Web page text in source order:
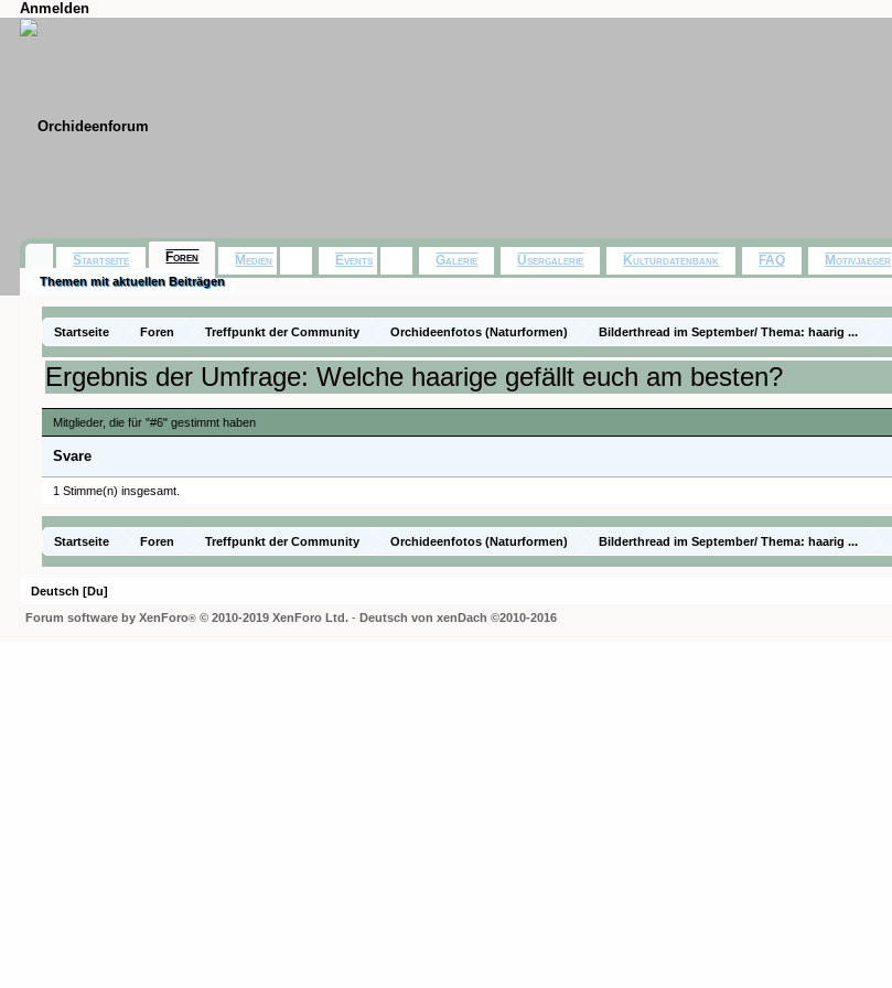
Anmelden
Startseite Foren Treffpunkt der Community Orchideenfotos (Naturformen) Bilderthread im September/ Thema: haarig ...
Ergebnis der Umfrage: Welche haarige gefällt euch am besten?
Mitglieder, die für "#6" gestimmt haben
Svare
1 Stimme(n) insgesamt.
Startseite Foren Treffpunkt der Community Orchideenfotos (Naturformen) Bilderthread im September/ Thema: haarig ...
Startseite Foren
Themen mit aktuellen Beiträgen
Medien Events Galerie Usergalerie Kulturdatenbank FAQ Motivjaeger
Deutsch [Du]
Forum software by XenForo® © 2010-2019 XenForo Ltd. -Deutsch von xenDach©2010-2016